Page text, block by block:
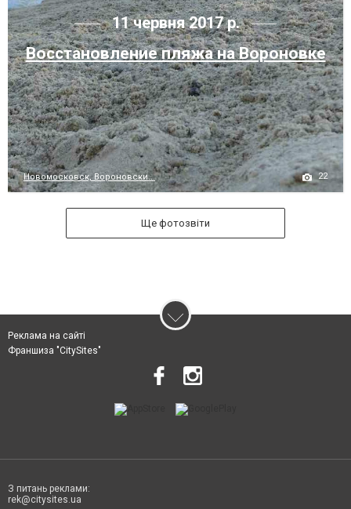
11 червня 2017 р.
Восстановление пляжа на Вороновке
Новомосковск, Вороновски... 22
Ще фотозвіти
Реклама на сайті
Франшиза "CitySites"
З питань реклами:
rek@citysites.ua